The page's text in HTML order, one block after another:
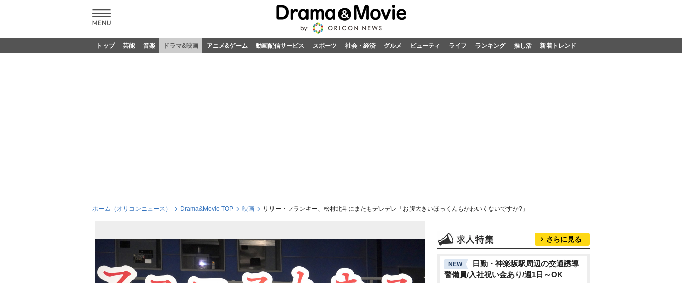
トップ 芸能 音楽 ドラマ&映画 アニメ&ゲーム 動画配信サービス スポーツ 社会・経済 グルメ ビューティ ライフ ランキング 推し活 新着トレンド
ホーム（オリコンニュース） Drama&Movie TOP 映画 リリー・フランキー、松村北斗にまたもデレデレ「お腹大きいほっくんもかわいくないですか?」
さらに見る
NEW
日勤・神楽坂駅周辺の交通誘導
警備員/入社祝い金あり/週1日～OK